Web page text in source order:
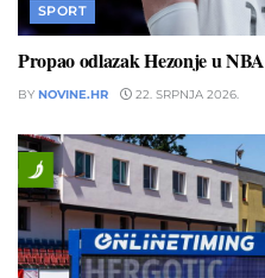
SPORT
Propao odlazak Hezonje u NBA
BY NOVINE.HR 22. SRPNJA 2026.